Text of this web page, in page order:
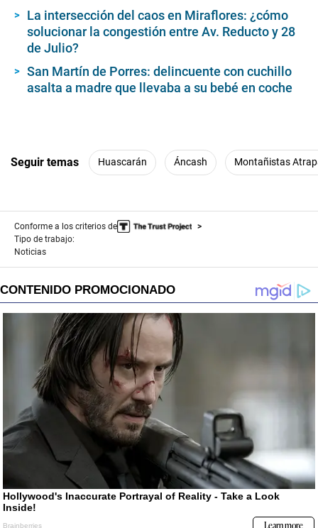
La intersección del caos en Miraflores: ¿cómo
solucionar la congestión entre Av. Reducto y 28
de Julio?
San Martín de Porres: delincuente con cuchillo
asalta a madre que llevaba a su bebé en coche
Seguir temas Huascarán Áncash Montañistas
Conforme a los criterios de
Tipo de trabajo:
Noticias